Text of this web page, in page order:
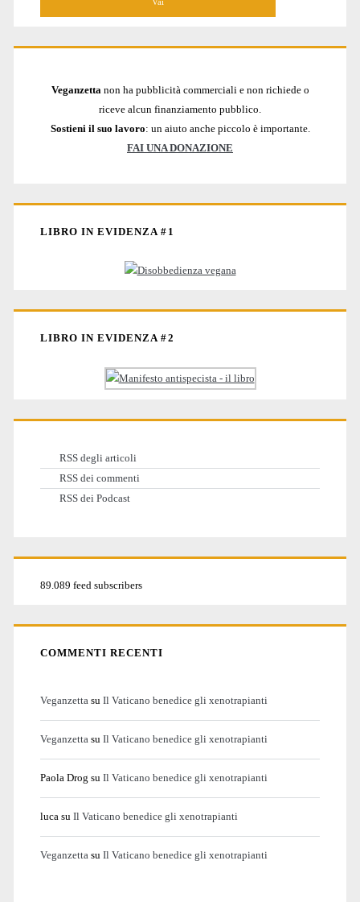
Veganzetta non ha pubblicità commerciali e non richiede o
riceve alcun finanziamento pubblico.
Sostieni il suo lavoro: un aiuto anche piccolo è importante.
FAI UNA DONAZIONE
LIBRO IN EVIDENZA #1
LIBRO IN EVIDENZA #2
RSS degli articoli
RSS dei commenti
RSS dei Podcast
89.089 feed subscribers
COMMENTI RECENTI
Veganzetta su Il Vaticano benedice gli xenotrapianti
Veganzetta su Il Vaticano benedice gli xenotrapianti
Paola Drog su Il Vaticano benedice gli xenotrapianti
luca su Il Vaticano benedice gli xenotrapianti
Veganzetta su Il Vaticano benedice gli xenotrapianti